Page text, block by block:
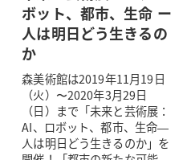
ボット、都市、生命 ー
人は明日どう生きるの
か
森美術館は2019年11月19日
（火）〜2020年3月29日
（日）まで「未来と芸術展：
AI、ロボット、都市、生命—
人は明日どう生きるのか」を